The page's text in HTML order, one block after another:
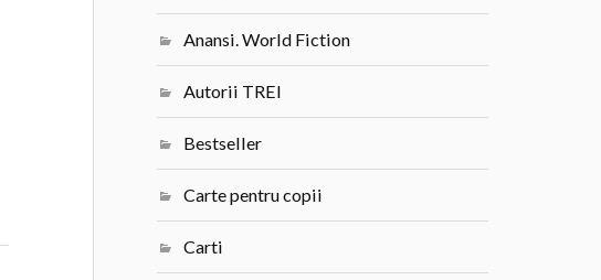
Anansi. World Fiction
Autorii TREI
Bestseller
Carte pentru copii
Carti